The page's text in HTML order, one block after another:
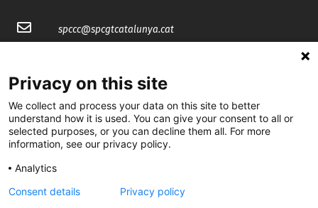
spccc@spcgtcatalunya.cat
@CGTCatalunya
cgtcatalunya
cgtcatalunya
Privacy on this site
We collect and process your data on this site to better
understand how it is used. You can give your consent to all or
selected purposes, or you can decline them all. For more
information, see our privacy policy.
Analytics
Consent details
Privacy policy